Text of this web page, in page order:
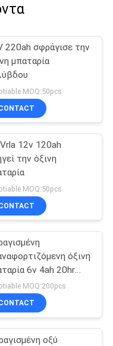
220ah σφράγισε την
μπαταρία
MOQ:50pcs
12v 120ah
την όξινη
MOQ:50pcs
όξινη
6v 4ah 20hr
MOQ:200pcs
οξύ